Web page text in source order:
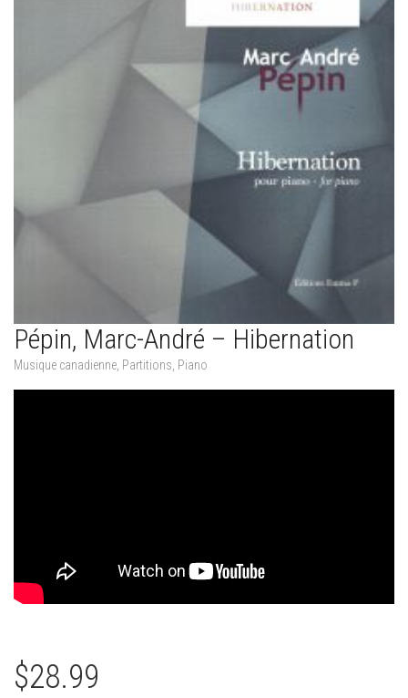
Pépin, Marc-André – Hibernation
Musique canadienne, Partitions, Piano
$28.99